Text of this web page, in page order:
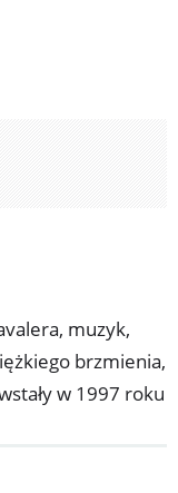
muzyk,
brzmienia,
w 1997 roku